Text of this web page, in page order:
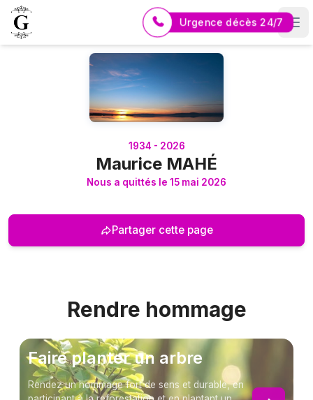
Logo Pompes Funèbres GUERIN
Urgence décès 24/7
1934 - 2026
Maurice MAHÉ
Nous a quittés le 15 mai 2026
Partager cette page
Rendre hommage
Faire planter un arbre
Rendez un hommage fort de sens et durable, en